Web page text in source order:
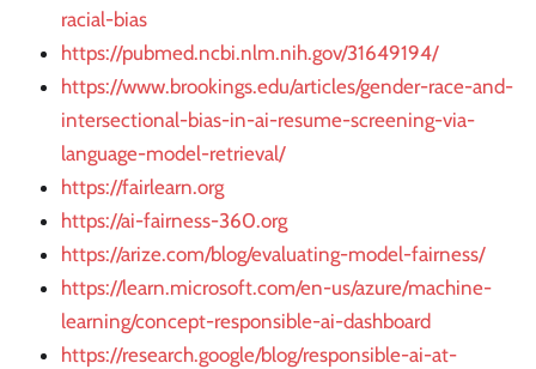
racial-bias
https://pubmed.ncbi.nlm.nih.gov/31649194/
https://www.brookings.edu/articles/gender-race-and-
intersectional-bias-in-ai-resume-screening-via-
language-model-retrieval/
https://fairlearn.org
https://ai-fairness-360.org
https://arize.com/blog/evaluating-model-fairness/
https://learn.microsoft.com/en-us/azure/machine-
learning/concept-responsible-ai-dashboard
https://research.google/blog/responsible-ai-at-